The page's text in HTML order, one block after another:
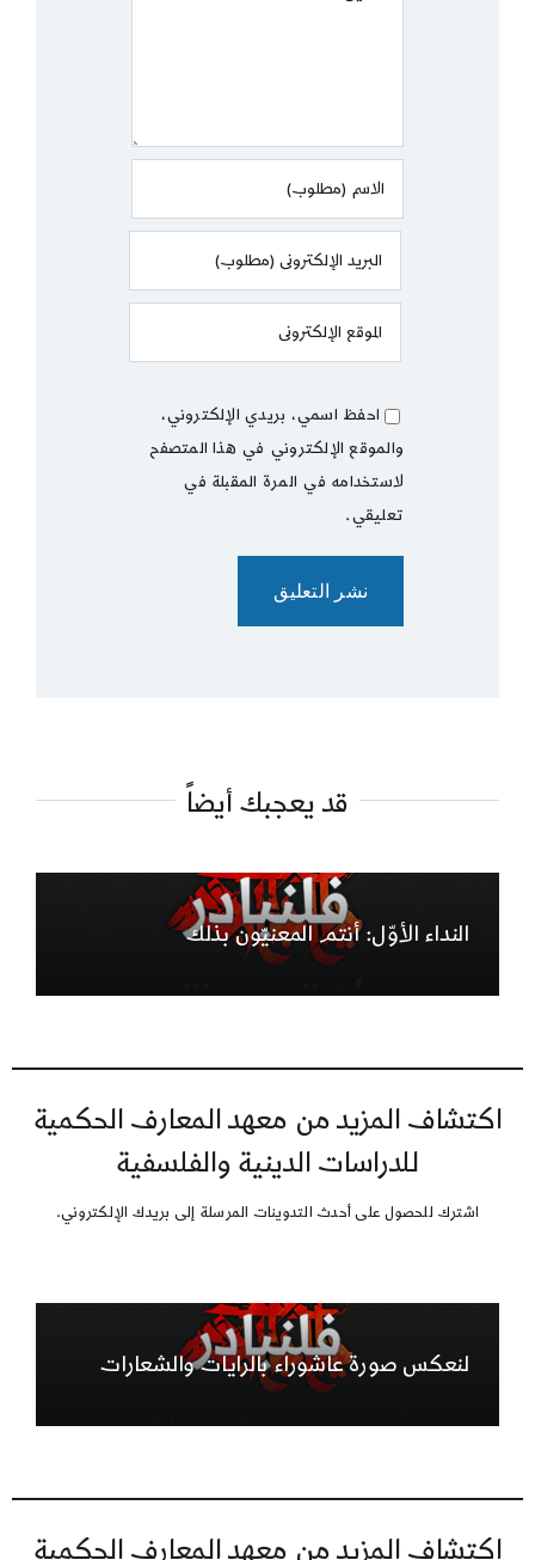
احفظ اسمي، بريدي الإلكتروني،
والموقع الإلكتروني في هذا المتصفح
لاستخدامه في المرة المقبلة في
تعليقي.
قد يعجبك أيضاً
النداء الأوّل: أنتم المعنيّون بذلك
اكتشاف المزيد من معهد المعارف الحكمية
للدراسات الدينية والفلسفية
اشترك للحصول على أحدث التدوينات المرسلة إلى بريدك الإلكتروني.
لنعكس صورة عاشوراء بالرايات والشعارات
اكتشاف المزيد من معهد المعارف الحكمية